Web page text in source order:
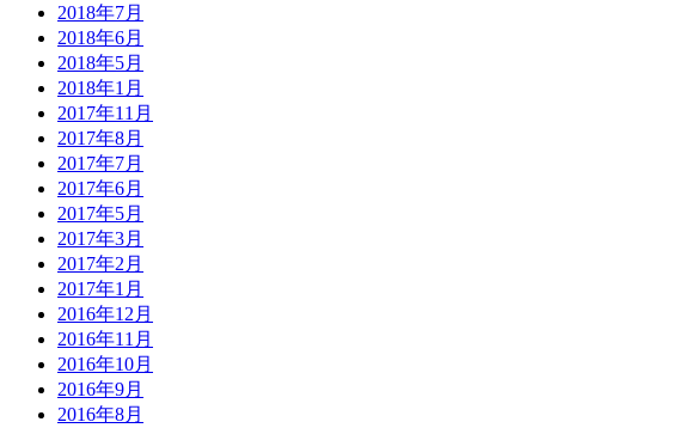
2018年7月
2018年6月
2018年5月
2018年1月
2017年11月
2017年8月
2017年7月
2017年6月
2017年5月
2017年3月
2017年2月
2017年1月
2016年12月
2016年11月
2016年10月
2016年9月
2016年8月